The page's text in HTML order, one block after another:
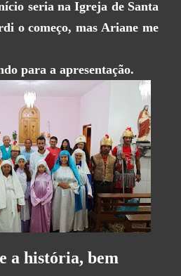
seria na Igreja de Santa
o começo, mas Ariane me
para a apresentação.
a história, bem